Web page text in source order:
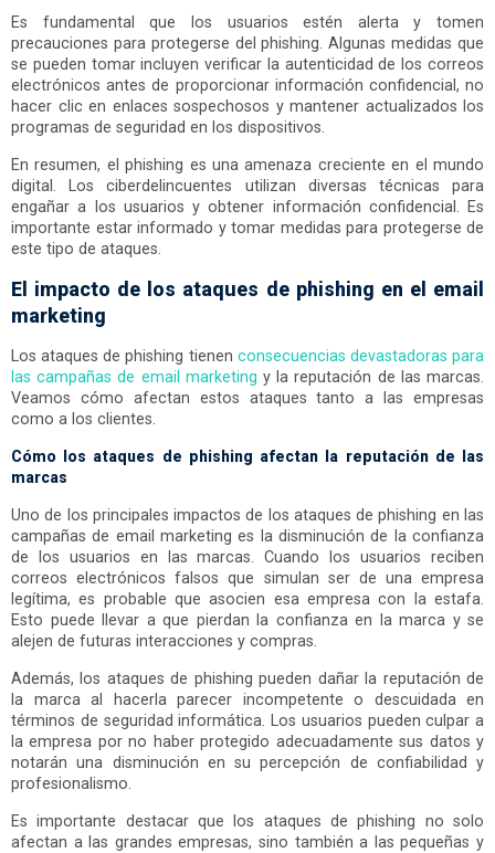
Es fundamental que los usuarios estén alerta y tomen
precauciones para protegerse del phishing. Algunas medidas que
se pueden tomar incluyen verificar la autenticidad de los correos
electrónicos antes de proporcionar información confidencial, no
hacer clic en enlaces sospechosos y mantener actualizados los
programas de seguridad en los dispositivos.
En resumen, el phishing es una amenaza creciente en el mundo
digital. Los ciberdelincuentes utilizan diversas técnicas para
engañar a los usuarios y obtener información confidencial. Es
importante estar informado y tomar medidas para protegerse de
este tipo de ataques.
El impacto de los ataques de phishing en el email
marketing
Los ataques de phishing tienen consecuencias devastadoras para
las campañas de email marketing y la reputación de las marcas.
Veamos cómo afectan estos ataques tanto a las empresas
como a los clientes.
Cómo los ataques de phishing afectan la reputación de las
marcas
Uno de los principales impactos de los ataques de phishing en las
campañas de email marketing es la disminución de la confianza
de los usuarios en las marcas. Cuando los usuarios reciben
correos electrónicos falsos que simulan ser de una empresa
legítima, es probable que asocien esa empresa con la estafa.
Esto puede llevar a que pierdan la confianza en la marca y se
alejen de futuras interacciones y compras.
Además, los ataques de phishing pueden dañar la reputación de
la marca al hacerla parecer incompetente o descuidada en
términos de seguridad informática. Los usuarios pueden culpar a
la empresa por no haber protegido adecuadamente sus datos y
notarán una disminución en su percepción de confiabilidad y
profesionalismo.
Es importante destacar que los ataques de phishing no solo
afectan a las grandes empresas, sino también a las pequeñas y